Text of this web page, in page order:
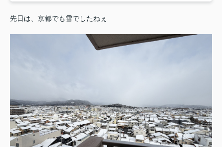
先日は、京都でも雪でしたねぇ